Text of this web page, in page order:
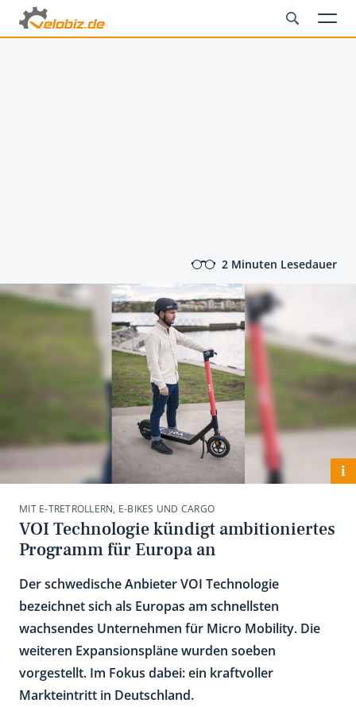
2 Minuten Lesedauer
i
MIT E-TRETROLLERN, E-BIKES UND CARGO
VOI Technologie kündigt ambitioniertes
Programm für Europa an
Der schwedische Anbieter VOI Technologie
bezeichnet sich als Europas am schnellsten
wachsendes Unternehmen für Micro Mobility. Die
weiteren Expansionspläne wurden soeben
vorgestellt. Im Fokus dabei: ein kraftvoller
Markteintritt in Deutschland.